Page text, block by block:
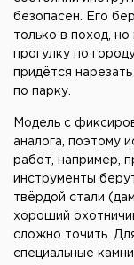
безопасен. Его
только в поход, но
прогулку по
придётся
по парку.
Модель с
аналога, поэтому
работ, например,
инструменты
твёрдой стали
хороший
сложно точить.
специальные